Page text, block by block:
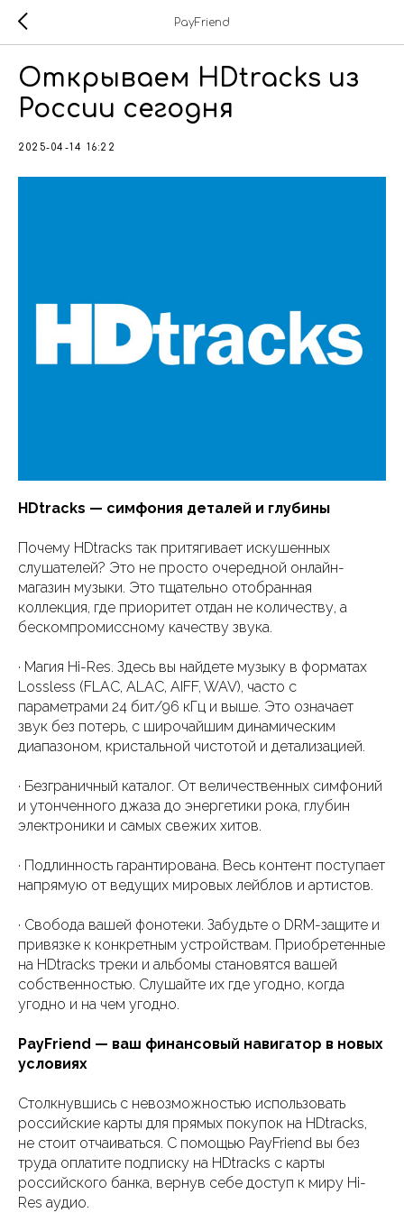
PayFriend
Открываем HDtracks из
России сегодня
2025-04-14 16:22
HDtracks — симфония деталей и глубины
Почему HDtracks так притягивает искушенных
слушателей? Это не просто очередной онлайн-
магазин музыки. Это тщательно отобранная
коллекция, где приоритет отдан не количеству, а
бескомпромиссному качеству звука.
· Магия Hi-Res. Здесь вы найдете музыку в форматах
Lossless (FLAC, ALAC, AIFF, WAV), часто с
параметрами 24 бит/96 кГц и выше. Это означает
звук без потерь, с широчайшим динамическим
диапазоном, кристальной чистотой и детализацией.
· Безграничный каталог. От величественных симфоний
и утонченного джаза до энергетики рока, глубин
электроники и самых свежих хитов.
· Подлинность гарантирована. Весь контент поступает
напрямую от ведущих мировых лейблов и артистов.
· Свобода вашей фонотеки. Забудьте о DRM-защите и
привязке к конкретным устройствам. Приобретенные
на HDtracks треки и альбомы становятся вашей
собственностью. Слушайте их где угодно, когда
угодно и на чем угодно.
PayFriend — ваш финансовый навигатор в новых
условиях
Столкнувшись с невозможностью использовать
российские карты для прямых покупок на HDtracks,
не стоит отчаиваться. С помощью PayFriend вы без
труда оплатите подписку на HDtracks с карты
российского банка, вернув себе доступ к миру Hi-
Res аудио.